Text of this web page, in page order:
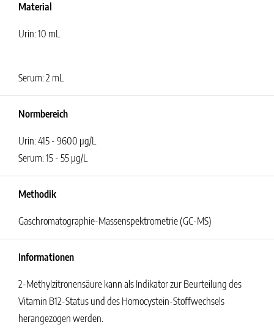
Material
Urin: 10 mL
Serum: 2 mL
Normbereich
Urin: 415 - 9600 µg/L
Serum: 15 - 55 µg/L
Methodik
Gaschromatographie-Massenspektrometrie (GC-MS)
Informationen
2-Methylzitronensäure kann als Indikator zur Beurteilung des
Vitamin B12-Status und des Homocystein-Stoffwechsels
herangezogen werden.